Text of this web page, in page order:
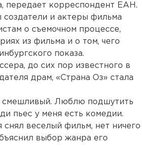
передает корреспондент ЕАН.
создатели и актеры фильма
о съемочном процессе,
из фильма и о том, чего
показа.
до сих пор известного в
драм, «Страна Оз» стала
смешливый. Люблю подшутить
пьес у меня есть комедии.
снял веселый фильм, нет ничего
выбор жанра его